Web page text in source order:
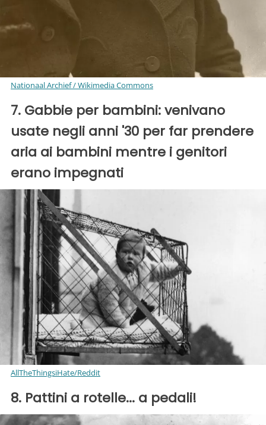
Nationaal Archief / Wikimedia Commons
7. Gabbie per bambini: venivano
usate negli anni '30 per far prendere
aria ai bambini mentre i genitori
erano impegnati
AllTheThingsiHate/Reddit
8. Pattini a rotelle... a pedali!